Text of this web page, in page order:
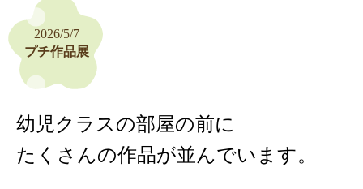
2026/5/7
プチ作品展
幼児クラスの部屋の前に
たくさんの作品が並んでいます。